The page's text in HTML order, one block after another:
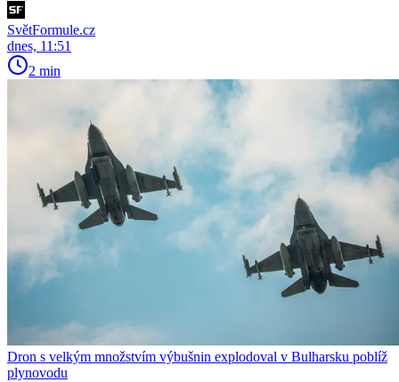
SvětFormule.cz
dnes, 11:51
2 min
Dron s velkým množstvím výbušnin explodoval v Bulharsku poblíž
plynovodu